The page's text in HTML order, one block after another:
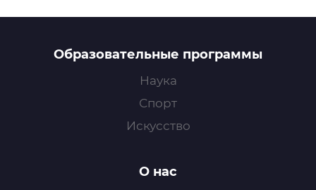
Образовательные программы
Наука
Спорт
Искусство
О нас